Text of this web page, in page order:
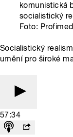
komunistická
socialistický
Foto:
Socialistický
umění pro široké
57:34